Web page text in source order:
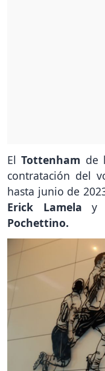
ElTottenham de
contratación del
hasta junio de
Erick Lamela y
Pochettino.